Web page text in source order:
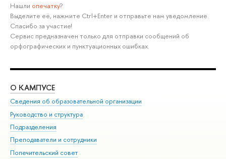
Нашли опечатку?
Выделите её, нажмите Ctrl+Enter и отправьте нам уведомление.
Спасибо за участие!
Сервис предназначен только для отправки сообщений об
орфографических и пунктуационных ошибках.
О КАМПУСЕ
Сведения об образовательной организации
Руководство и структура
Подразделения
Преподаватели и сотрудники
Попечительский совет